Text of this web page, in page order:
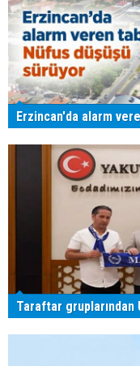
Erzincan'da alarm
Taraftar